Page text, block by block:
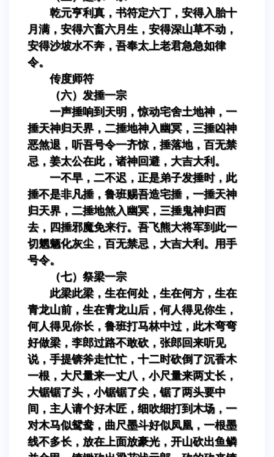
乾元亨利真，书符定六丁，安得入胎十
月满，安得六畜六月生，安得深山草不动，
安得沙坡水不奔，吾奉太上老君急急如律
令。
传度师符
（六）发捶一宗
一声捶响到天明，惊动宅舍土地神，一
捶天神归天界，二捶地神入幽冥，三捶凶神
恶煞退，听吾号令一齐惊，捶落地，百无禁
忌，姜太公在此，诸神回避，大吉大利。
一不早，二不迟，正是弟子发捶时，此
捶不是非凡捶，鲁班赐吾造宅捶，一捶天神
归天界，二捶地煞入幽冥，三捶鬼神归西
去，四捶邪魔免来行。吾飞熊大将军到此一
切魍魉化灰尘，百无禁忌，大吉大利。用手
号令。
（七）祭梁一宗
此梁此梁，生在何处，生在何方，生在
青龙山前，生在青龙山后，何人得见你生，
何人得见你长，鲁班打马林中过，此木弯弯
好做梁，李郎过路不敢砍，张郎回来听见
说，手提锛斧走忙忙，十二时砍倒了沉香木
一根，大尺量来一丈八，小尺量来两丈长，
大锯锯了头，小锯锯了尖，锯了两头要中
间，主人请个好木匠，细吹细打到木场，一
对木马似鸳鸯，曲尺墨斗好似凤凰，一根墨
线不多长，放在上面放豪光，开山砍出鱼鳞